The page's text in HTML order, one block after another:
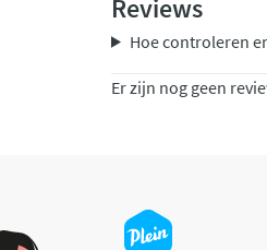
Reviews
Hoe controleren
Er zijn nog geen